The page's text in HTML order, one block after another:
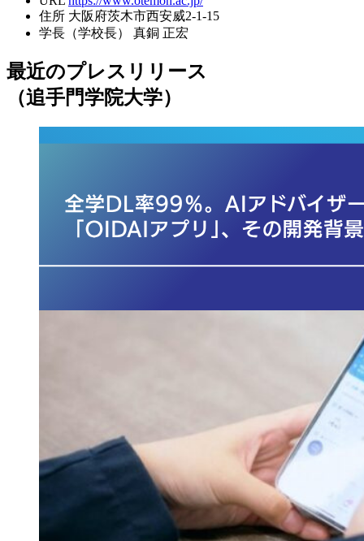
住所 大阪府茨木市西安威2-1-15
学長（学校長）
真銅 正宏
最近のプレスリリース
（追手門学院大学）